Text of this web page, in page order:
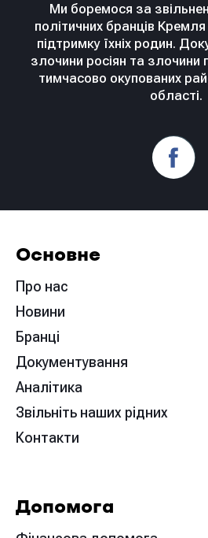
Ми боремося за
політичних бранців
підтримку їхніх родин.
злочини росіян та злочини
тимчасово окупованих
області.
Основне
Про нас
Новини
Бранці
Документування
Аналітика
Звільніть наших рідних
Контакти
Допомога